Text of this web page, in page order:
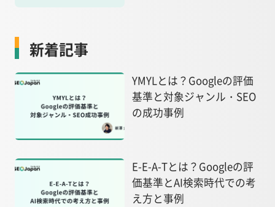
新着記事
YMYLとは？Googleの評価
基準と対象ジャンル・SEO
の成功事例
E-E-A-Tとは？Googleの評
価基準とAI検索時代での考
え方と事例